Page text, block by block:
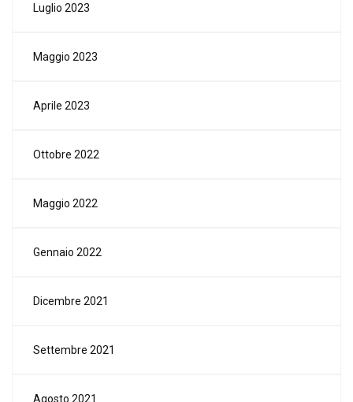
Luglio 2023
Maggio 2023
Aprile 2023
Ottobre 2022
Maggio 2022
Gennaio 2022
Dicembre 2021
Settembre 2021
Agosto 2021